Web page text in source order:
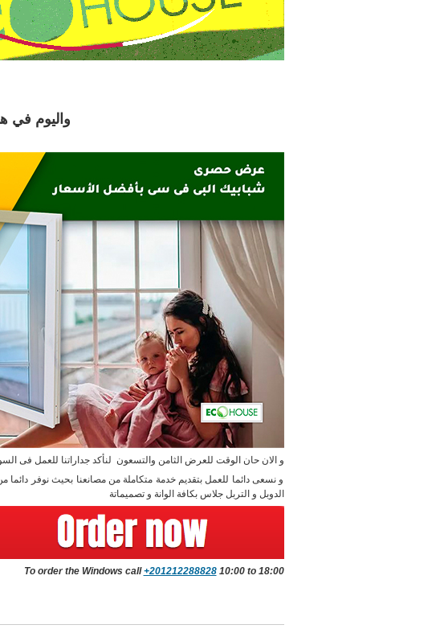
واليوم في
و الان حان الوقت للعرض الثامن والتسعون لنأكد جداراتنا للعمل فى
و نسعى دائما للعمل بتقديم خدمة متكاملة من مصانعنا بحيث نوفر
الدوبل و التربل جلاس بكافة الوانة و تصميماتة
To order the Windows call+201212288828 10:00 to 18:00